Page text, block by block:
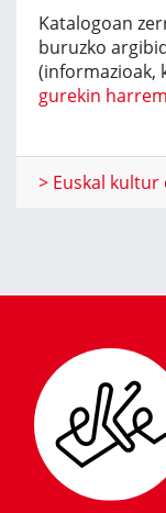
Katalogoan
buruzko
(informazioak,
gurekin
> Euskal